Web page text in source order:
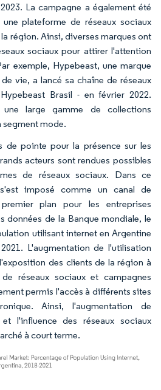
La campagne a également été
plateforme de réseaux sociaux
région. Ainsi, diverses marques ont
sociaux pour attirer l'attention
exemple, Hypebeast, une marque
vie, a lancé sa chaîne de réseaux
Brasil - en février 2022.
une large gamme de collections
segment mode.
de pointe pour la présence sur les
acteurs sont rendues possibles
de réseaux sociaux. Dans ce
imposé comme un canal de
plan pour les entreprises
données de la Banque mondiale, le
utilisant internet en Argentine
L'augmentation de l'utilisation
des clients de la région à
réseaux sociaux et campagnes
permis l'accès à différents sites
Ainsi, l'augmentation de
l'influence des réseaux sociaux
à court terme.